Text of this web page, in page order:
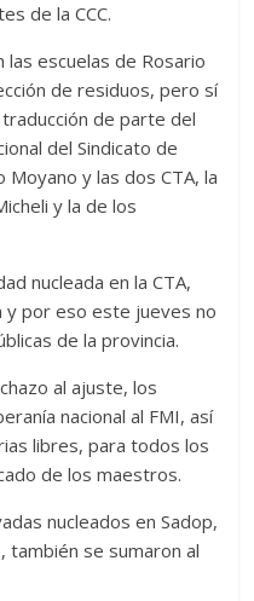
de la CCC.
las escuelas de Rosario
de residuos, pero sí
de parte del
del Sindicato de
y las dos CTA, la
y la de los
nucleada en la CTA,
y por eso este jueves no
de la provincia.
al ajuste, los
nacional al FMI, así
libres, para todos los
de los maestros.
nucleados en Sadop,
también se sumaron al